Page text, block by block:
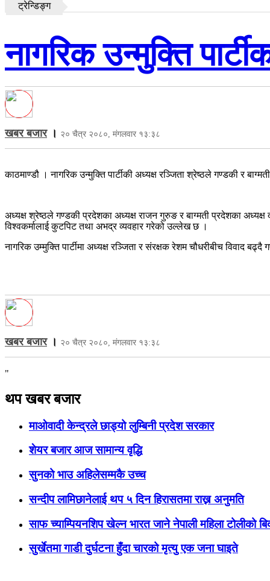
ट्रेन्डिङ्ग
नागरिक उन्मुक्ति
खबर बजार। २० चैत्र २०८०, मंगलवार १३:३८
काठमाण्डौ । नागरिक उन्मुक्ति पार्टीकी अध्यक्ष रञ्जिता श्रेष्ठले गण्डकी र
अध्यक्ष श्रेष्ठले गण्डकी प्रदेशका अध्यक्ष राजन गुरुङ र बाग्मती प्रदेशका
विश्वकर्मालाई कुटपिट तथा अभद्र व्यवहार गरेको उल्लेख छ ।
नागरिक उम्मुक्ति पार्टीमा अध्यक्ष रञ्जिता र संरक्षक रेशम चौधरीबीच विवाद
खबर बजार। २० चैत्र २०८०, मंगलवार १३:३८
"
थप खबर बजार
माओवादी केन्द्रले छाड्यो लुम्बिनी प्रदेश सरकार
शेयर बजार आज सामान्य वृद्धि
सुनको भाउ अहिलेसम्मकै उच्च
सन्दीप लामिछानेलाई थप ५ दिन हिरासतमा राख्न अनुमति
साफ च्याम्पियनशिप खेल्न भारत जाने नेपाली महिला टोलीको
सुर्खेतमा गाडी दुर्घटना हुँदा चारको मृत्यु एक जना घाइते